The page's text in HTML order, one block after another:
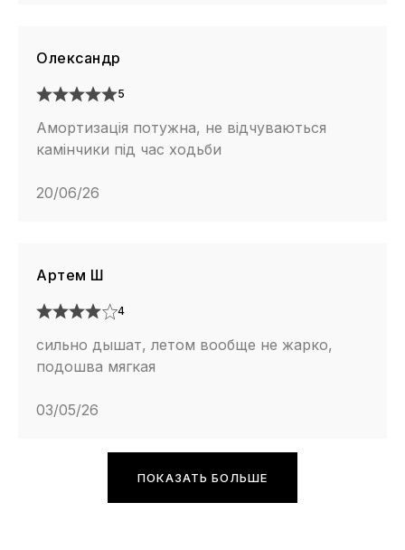
Олександр
5
Амортизація потужна, не відчуваються
камінчики під час ходьби
20/06/26
Артем Ш
4
сильно дышат, летом вообще не жарко,
подошва мягкая
03/05/26
ПОКАЗАТЬ БОЛЬШЕ